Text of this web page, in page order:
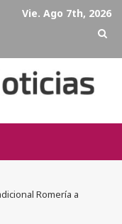
Vie. Ago 7th, 2026
Romería a